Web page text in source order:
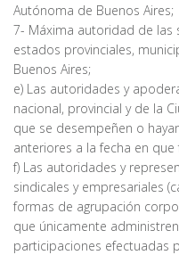
Autónoma de Buenos Aires;
7- Máxima autoridad de
estados provinciales,
Buenos Aires;
e) Las autoridades y
nacional, provincial y de la
que se desempeñen o
anteriores a la fecha en
f) Las autoridades y
sindicales y empresariales
formas de agrupación
que únicamente
participaciones efectuadas